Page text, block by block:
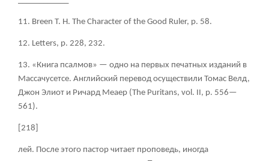
11. Breen Т. Н. The Character of the Good Ruler, p. 58.
12. Letters, p. 228, 232.
13. «Книга псалмов» — одно на первых печатных изданий в
Массачусетсе. Английский перевод осуществили Томас Велд,
Джон Элиот и Ричард Меаер (The Puritans, vol. II, p. 556—
561).
[218]
лей. После этого пастор читает проповедь, иногда